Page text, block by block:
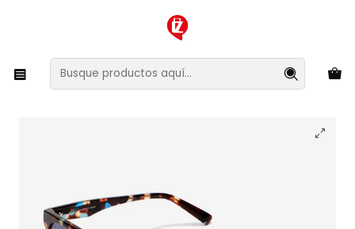
XMAS SALE ¡Compra antes de que la oferta termine!
Lentes y Accesorios Lentes de Sol
Lentes de Sol Hawkers Tribe HTRI23CLX0